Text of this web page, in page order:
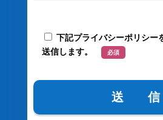
下記プライバシーポリシー
送信します。
必須